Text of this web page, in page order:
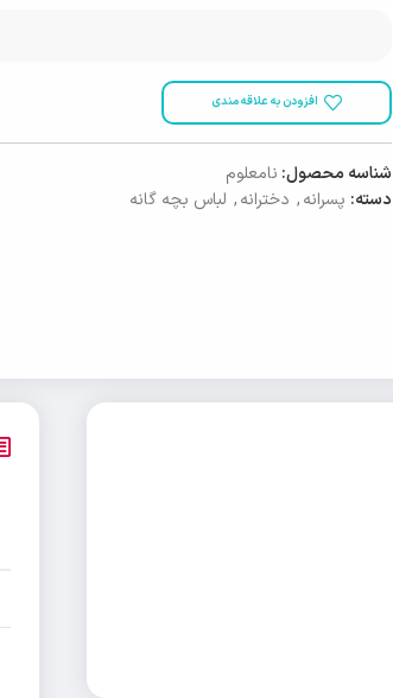
افزودن به علاقه مندی
شناسه محصول: نامعلوم
دسته: پسرانه, دخترانه, لباس بچه گانه